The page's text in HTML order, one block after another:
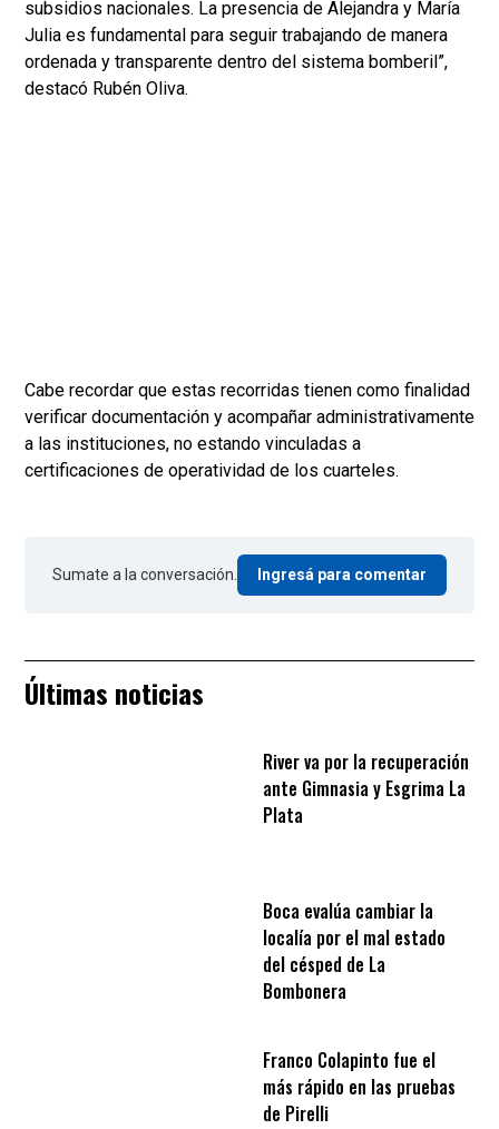
subsidios nacionales. La presencia de Alejandra y María
Julia es fundamental para seguir trabajando de manera
ordenada y transparente dentro del sistema bomberil”,
destacó Rubén Oliva.
Cabe recordar que estas recorridas tienen como finalidad
verificar documentación y acompañar administrativamente
a las instituciones, no estando vinculadas a
certificaciones de operatividad de los cuarteles.
Sumate a la conversación. Ingresá para comentar
Últimas noticias
River va por la recuperación
ante Gimnasia y Esgrima La
Plata
Boca evalúa cambiar la
localía por el mal estado
del césped de La
Bombonera
Franco Colapinto fue el
más rápido en las pruebas
de Pirelli